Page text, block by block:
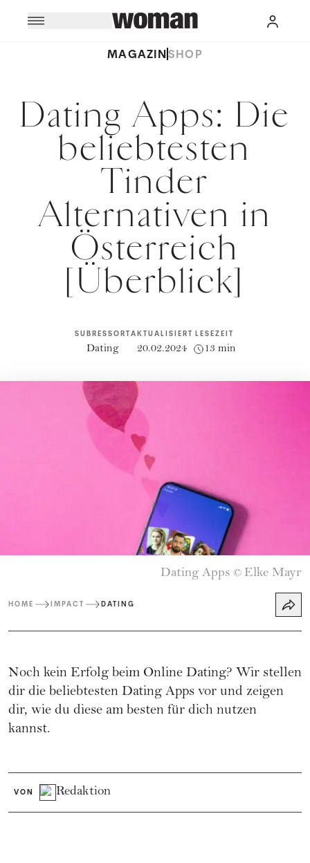
MAGAZINSHOP
Dating Apps: Die
beliebtesten
Tinder
Alternativen in
Österreich
[Überblick]
SUBRESSORT
Dating
AKTUALISIERT
20.02.2024
LESEZEIT
13 min
Dating Apps © Elke Mayr
HOME IMPACT DATING
Noch kein Erfolg beim Online Dating? Wir stellen
dir die beliebtesten Dating Apps vor und zeigen
dir, wie du diese am besten für dich nutzen
kannst.
VON Redaktion